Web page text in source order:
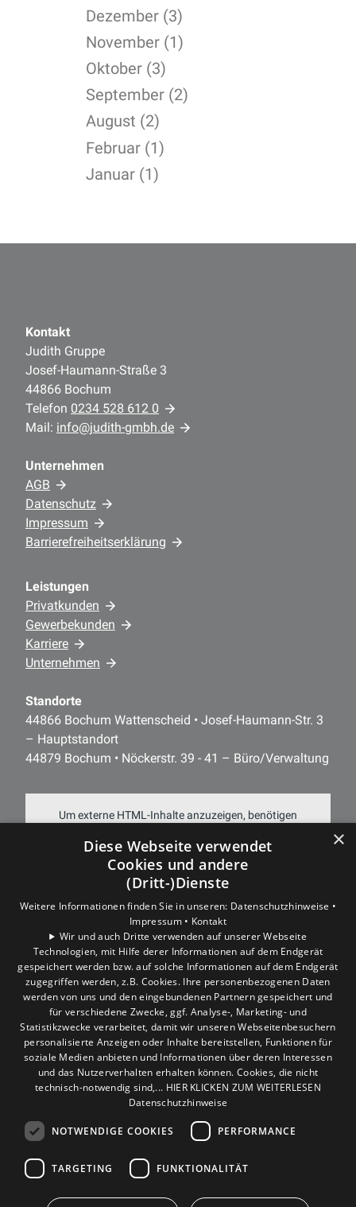
Dezember (3)
November (1)
Oktober (3)
September (2)
August (2)
Februar (1)
Januar (1)
Kontakt
Judith Gruppe
Josef-Haumann-Straße 3
44866 Bochum
Telefon 0234 528 612 0
Mail: info@judith-gmbh.de
Unternehmen
AGB
Datenschutz
Impressum
Barrierefreiheitserklärung
Leistungen
Privatkunden
Gewerbekunden
Karriere
Unternehmen
Standorte
44866 Bochum Wattenscheid • Josef-Haumann-Str. 3
– Hauptstandort
44879 Bochum • Nöckerstr. 39 - 41 – Büro/Verwaltung
Um externe HTML-Inhalte anzuzeigen, benötigen
Weitere Informationen finden Sie in unserer
Datenschutzerklärung.
COOKIE-EINSTELLUNGEN ÖFFNEN
×
Diese Webseite verwendet
Cookies und andere
(Dritt-)Dienste
Weitere Informationen finden Sie in unseren: Datenschutzhinweise •
Impressum • Kontakt
Wir und auch Dritte verwenden auf unserer Webseite
Technologien, mit Hilfe derer Informationen auf dem Endgerät
gespeichert werden bzw. auf solche Informationen auf dem Endgerät
zugegriffen werden, z.B. Cookies. Ihre personenbezogenen Daten
werden von uns und den eingebundenen Partnern gespeichert und
für verschiedene Zwecke, ggf. Analyse-, Marketing- und
Statistikzwecke verarbeitet, damit wir unseren Webseitenbesuchern
personalisierte Anzeigen oder Inhalte bereitstellen, Funktionen für
soziale Medien anbieten und Informationen über deren Interessen
und das Nutzerverhalten erhalten können. Cookies, die nicht
technisch-notwendig sind,... HIER KLICKEN ZUM WEITERLESEN
Datenschutzhinweise
NOTWENDIGE COOKIES PERFORMANCE
TARGETING FUNKTIONALITÄT